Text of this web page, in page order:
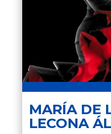
MARÍA DE
LECONA